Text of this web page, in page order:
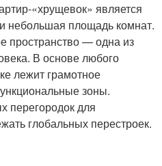
«хрущевок» является
небольшая площадь комнат.
пространство — одна из
В основе любого
лежит грамотное
зоны.
перегородок для
глобальных перестроек.